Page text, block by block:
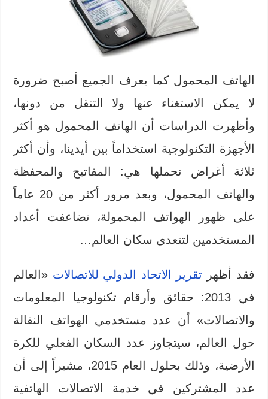
الهاتف المحمول كما يعرف الجميع أصبح ضرورة
لا يمكن الاستغناء عنها ولا التنقل من دونها،
وأظهرت الدراسات أن الهاتف المحمول هو أكثر
الأجهزة التكنولوجية استخداماً بين أيدينا، وأن أكثر
ثلاثة أغراض نحملها هي: المفاتيح والمحفظة
والهاتف المحمول، وبعد مرور أكثر من 20 عاماً
على ظهور الهواتف المحمولة، تضاعفت أعداد
المستخدمين لتتعدى سكان العالم…
فقد أظهر تقرير الاتحاد الدولي للاتصالات «العالم
في 2013: حقائق وأرقام تكنولوجيا المعلومات
والاتصالات» أن عدد مستخدمي الهواتف النقالة
حول العالم، سيتجاوز عدد السكان الفعلي للكرة
الأرضية، وذلك بحلول العام 2015، مشيراً إلى أن
عدد المشتركين في خدمة الاتصالات الهاتفية